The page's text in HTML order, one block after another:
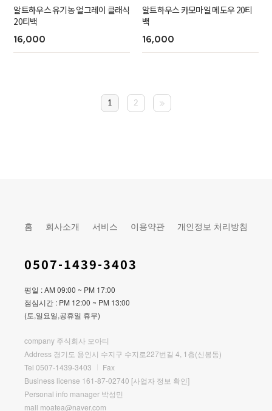
알트하우스 유기농 얼그레이 클래식
20티백
16,000
알트하우스 카모마일 메도우 20티
백
16,000
1 2
홈 회사소개 서비스 이용약관 개인정보 처리방침
0507-1439-3403
평일 : AM 09:00 ~ PM 17:00
점심시간 : PM 12:00 ~ PM 13:00
(토,일요일,공휴일 휴무)
company 주식회사 모아티
Address 경기도 용인시 수지구 수지로227번길 4, 1층(신봉동)
Tel 0507-1439-3403
Fax
Business license 161-87-02740 [사업자 정보 확인]
Personal info manager 박성민
mall moatea@naver.com